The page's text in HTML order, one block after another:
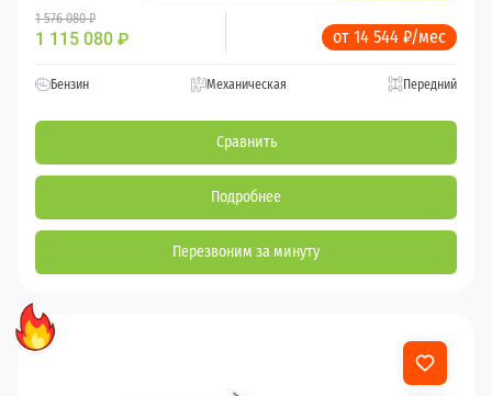
1 576 080 ₽
1 115 080 ₽ от 14 544 ₽/мес
Бензин Механическая Передний
Сравнить
Подробнее
Перезвоним за минуту